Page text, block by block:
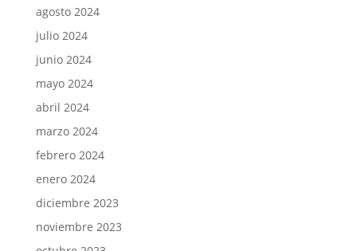
agosto 2024
julio 2024
junio 2024
mayo 2024
abril 2024
marzo 2024
febrero 2024
enero 2024
diciembre 2023
noviembre 2023